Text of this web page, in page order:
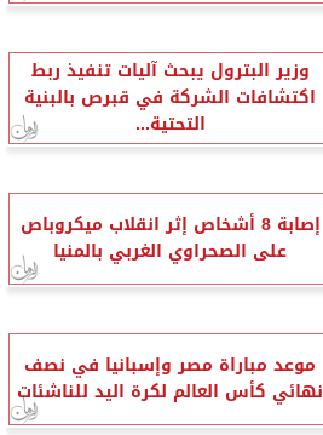
وزير البترول يبحث آليات تنفيذ ربط
اكتشافات الشركة في قبرص بالبنية
التحتية...
إصابة 8 أشخاص إثر انقلاب ميكروباص
على الصحراوي الغربي بالمنيا
موعد مباراة مصر وإسبانيا في نصف
نهائي كأس العالم لكرة اليد للناشئات